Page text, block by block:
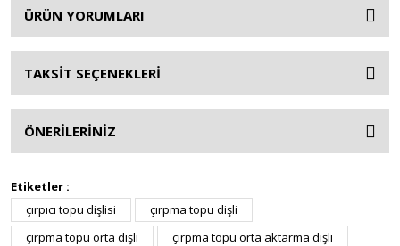
ÜRÜN YORUMLARI
TAKSİT SEÇENEKLERİ
ÖNERİLERİNİZ
Etiketler :
çırpıcı topu dişlisi
çırpma topu dişli
çırpma topu orta dişli
çırpma topu orta aktarma dişli